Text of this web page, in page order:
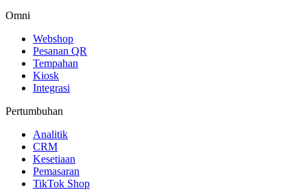
Omni
Webshop
Pesanan QR
Tempahan
Kiosk
Integrasi
Pertumbuhan
Analitik
CRM
Kesetiaan
Pemasaran
TikTok Shop